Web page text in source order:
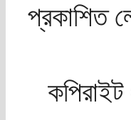
প্রকাশিত